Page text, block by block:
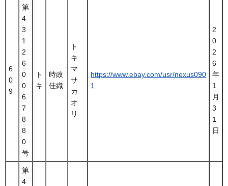
6
0
9
第
4
3
1
2
6
0
0
6
7
8
8
0
号
ト
キ
時政
佳織
ト
キ
マ
サ
カ
オ
リ
https://www.ebay.com/usr/nexus090
1
2
0
2
6
年
1
月
3
1
日
第
4